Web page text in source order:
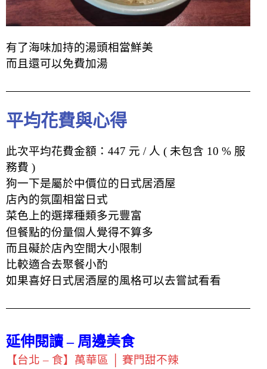
有了海味加持的湯頭相當鮮美
而且還可以免費加湯
平均花費與心得
此次平均花費金額：447 元 / 人 ( 未包含 10 % 服
務費 )
狗一下是屬於中價位的日式居酒屋
店內的氛圍相當日式
菜色上的選擇種類多元豐富
但餐點的份量個人覺得不算多
而且礙於店內空間大小限制
比較適合去聚餐小酌
如果喜好日式居酒屋的風格可以去嘗試看看
延伸閱讀 – 周邊美食
【台北 – 食】萬華區 │ 賽門甜不辣